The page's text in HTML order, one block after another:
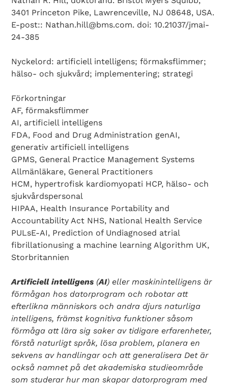
3401 Princeton Pike, Lawrenceville, NJ 08648, USA.
E-post:: Nathan.hill@bms.com. doi: 10.21037/jmai-
24-385
Nyckelord: artificiell intelligens; förmaksflimmer;
hälso- och sjukvård; implementering; strategi
Förkortningar
AF, förmaksflimmer
AI, artificiell intelligens
FDA, Food and Drug Administration genAI,
generativ artificiell intelligens
GPMS, General Practice Management Systems
Allmänläkare, General Practitioners
HCM, hypertrofisk kardiomyopati HCP, hälso- och
sjukvårdspersonal
HIPAA, Health Insurance Portability and
Accountability Act NHS, National Health Service
PULsE-AI, Prediction of Undiagnosed atrial
fibrillationusing a machine learning Algorithm UK,
Storbritannien
Artificiell intelligens (AI) eller maskinintelligens är
förmågan hos datorprogram och robotar att
efterlikna människors och andra djurs naturliga
intelligens, främst kognitiva funktioner såsom
förmåga att lära sig saker av tidigare erfarenheter,
förstå naturligt språk, lösa problem, planera en
sekvens av handlingar och att generalisera Det är
också namnet på det akademiska studieområde
som studerar hur man skapar datorprogram med